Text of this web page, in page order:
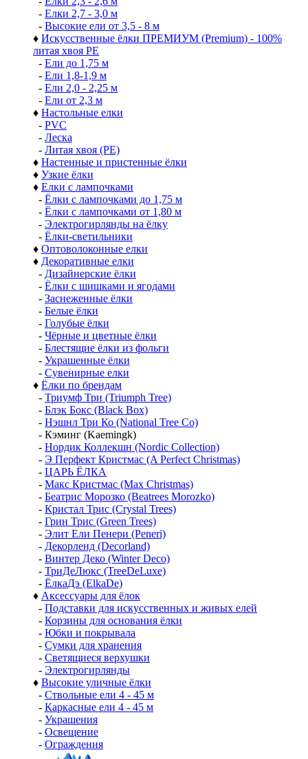
- Елки 2,7 - 3,0 м
- Высокие ели от 3,5 - 8 м
♦ Искусственные ёлки ПРЕМИУМ (Premium) - 100%
литая хвоя РЕ
- Ели до 1,75 м
- Ели 1,8-1,9 м
- Ели 2,0 - 2,25 м
- Ели от 2,3 м
♦ Настольные елки
- PVC
- Леска
- Литая хвоя (РЕ)
♦ Настенные и пристенные ёлки
♦ Узкие ёлки
♦ Елки с лампочками
- Ёлки с лампочками до 1,75 м
- Ёлки с лампочками от 1,80 м
- Электрогирлянды на ёлку
- Ёлки-светильники
♦ Оптоволоконные елки
♦ Декоративные елки
- Дизайнерские ёлки
- Ёлки с шишками и ягодами
- Заснеженные ёлки
- Белые ёлки
- Голубые ёлки
- Чёрные и цветные ёлки
- Блестящие ёлки из фольги
- Украшенные ёлки
- Сувенирные елки
♦ Ёлки по брендам
- Триумф Три (Triumph Tree)
- Блэк Бокс (Black Box)
- Нэшнл Три Ко (National Tree Co)
- Кэминг (Kaemingk)
- Нордик Коллекшн (Nordic Collection)
- Э Перфект Кристмас (A Perfect Christmas)
- ЦАРЬ ЁЛКА
- Макс Кристмас (Max Christmas)
- Беатрис Морозко (Beatrees Morozko)
- Кристал Трис (Crystal Trees)
- Грин Трис (Green Trees)
- Элит Ели Пенери (Peneri)
- Декорленд (Decorland)
- Винтер Деко (Winter Deco)
- ТриДеЛюкс (TreeDeLuxe)
- ЁлкаДэ (ElkaDe)
♦ Аксессуары для ёлок
- Подставки для искусственных и живых елей
- Корзины для основания ёлки
- Юбки и покрывала
- Сумки для хранения
- Светящиеся верхушки
- Электрогирлянды
♦ Высокие уличные ёлки
- Ствольные ели 4 - 45 м
- Каркасные ели 4 - 45 м
- Украшения
- Освещение
- Ограждения